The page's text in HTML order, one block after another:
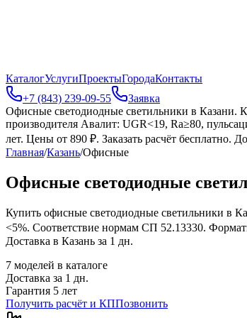
КаталогУслугиПроектыГородаКонтакты
+7 (843) 239-09-55
Заявка
Офисные светодиодные светильники в Казани.
производителя Авалит: UGR<19, Ra≥80,
лет. Цены от 890 ₽. Заказать расчёт бесплатно.
Главная/Казань/Офисные
Офисные светодиодные
Купить офисные светодиодные светильники в
<5%. Соответствие нормам СП 52.13330.
Доставка в Казань за 1 дн.
7 моделей в каталоге
Доставка за 1 дн.
Гарантия 5 лет
Получить расчёт и КППозвонить